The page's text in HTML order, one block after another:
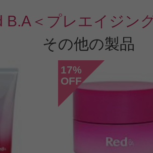
B.A＜プレエイジン
その他の製品
17%
OFF